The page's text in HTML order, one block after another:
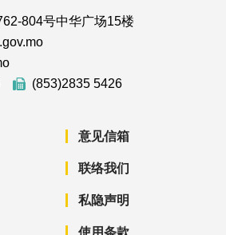
804号中华广场15楼
(853)2835 5426
意见信箱
联络我们
私隐声明
使用条款